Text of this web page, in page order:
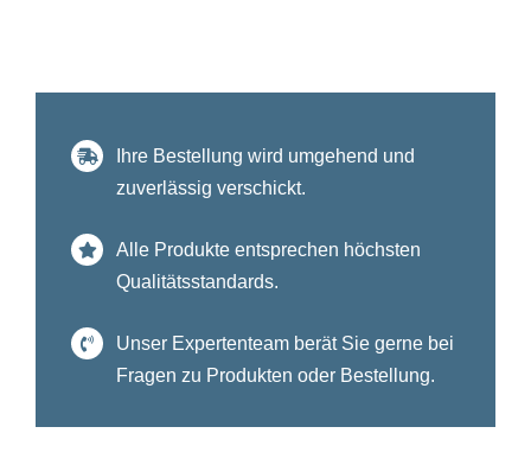
Ihre Bestellung wird umgehend und
zuverlässig verschickt.
Alle Produkte entsprechen höchsten
Qualitätsstandards.
Unser Expertenteam berät Sie gerne bei
Fragen zu Produkten oder Bestellung.